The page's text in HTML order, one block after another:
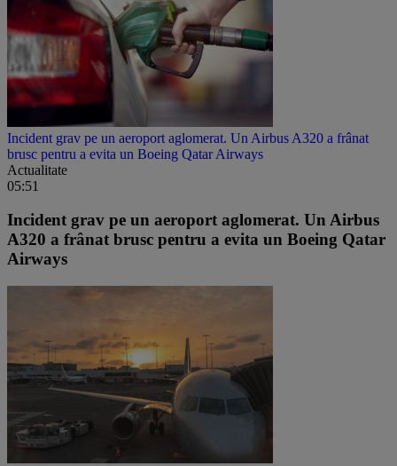
Incident grav pe un aeroport aglomerat. Un Airbus A320 a frânat
brusc pentru a evita un Boeing Qatar Airways
Actualitate
05:51
Incident grav pe un aeroport aglomerat. Un Airbus
A320 a frânat brusc pentru a evita un Boeing Qatar
Airways